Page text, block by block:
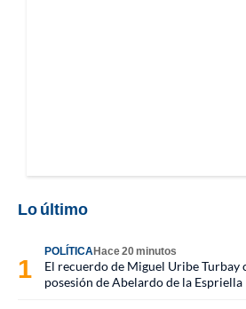
Lo último
POLÍTICAHace 20 minutos
El recuerdo de Miguel Uribe Turbay
posesión de Abelardo de la Espriella